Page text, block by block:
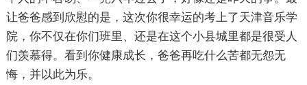
让爸爸感到欣慰的是，这次你很幸运的考上了天津音乐学
院，你不仅在你们班里、还是在这个小县城里都是很受人
们羡慕得。看到你健康成长，爸爸再吃什么苦都无怨无
悔，并以此为乐。